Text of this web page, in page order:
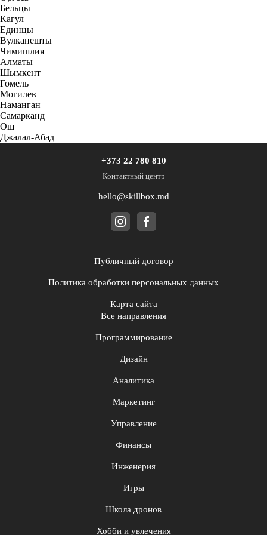
Бельцы
Кагул
Единцы
Вулканешты
Чимишлия
Алматы
Шымкент
Гомель
Могилев
Наманган
Самарканд
Ош
Джалал-Абад
+373 22 780 810
Контактный центр
hello@skillbox.md
Публичный договор
Политика обработки персональных данных
Карта сайта
Все направления
Программирование
Дизайн
Аналитика
Маркетинг
Управление
Финансы
Инженерия
Игры
Школа дронов
Хобби и увлечения